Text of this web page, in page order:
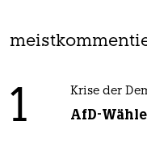
1 Krise der
AfD-